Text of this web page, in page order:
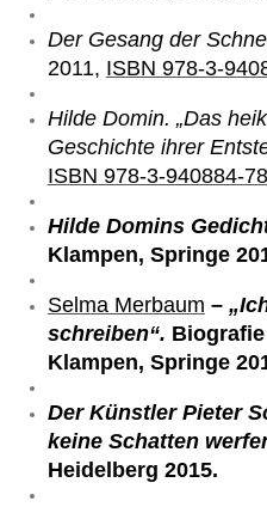
Der Gesang der
2011, ISBN 978-3-
Hilde Domin. „Das
Geschichte ihrer
ISBN 978-3-940884-
Hilde Domins
Klampen, Springe
Selma Merbaum –
schreiben“.
Klampen, Springe
Der Künstler Pieter
keine Schatten
Heidelberg 2015.